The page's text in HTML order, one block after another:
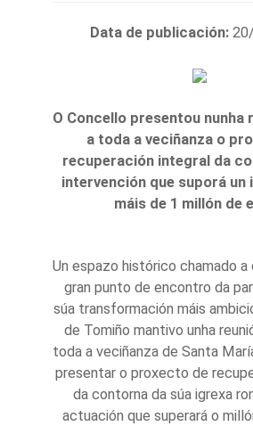
Data de publicación:
O Concello presentou nunha
a toda a veciñanza o
recuperación integral da
intervención que suporá un
máis de 1 millón de
Un espazo histórico chamado
gran punto de encontro da
súa transformación máis
de Tomiño mantivo unha
toda a veciñanza de Santa
presentar o proxecto de
da contorna da súa igrexa
actuación que superará o